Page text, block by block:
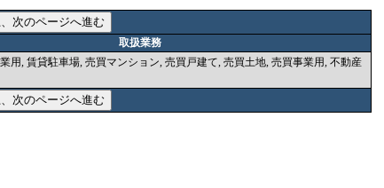
取扱業務
用, 賃貸駐車場, 売買マンション, 売買戸建て, 売買土地, 売買事業用, 不動産